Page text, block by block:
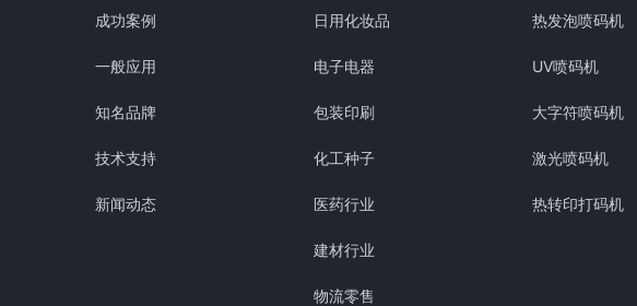
成功案例
一般应用
知名品牌
技术支持
新闻动态
日用化妆品
电子电器
包装印刷
化工种子
医药行业
建材行业
物流零售
热发泡喷码机
UV喷码机
大字符喷码机
激光喷码机
热转印打码机